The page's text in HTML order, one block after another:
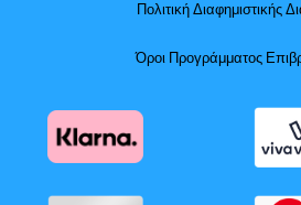
Πολιτική Διαφημιστικής
Όροι Προγράμματος